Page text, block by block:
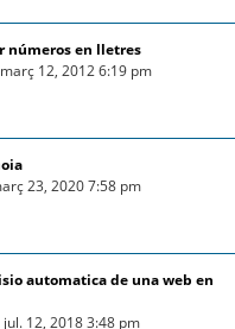
números en lletres
12, 2012 6:19 pm
23, 2020 7:58 pm
automatica de una web en
jul. 12, 2018 3:48 pm